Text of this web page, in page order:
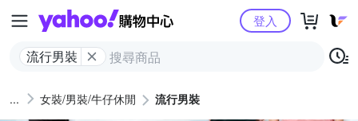
Yahoo購物中心
流行男裝
登入
女裝/男裝/牛仔休閒 流行男裝